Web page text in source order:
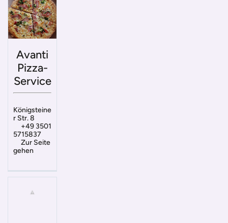
Avanti
Pizza-
Service
Königsteine
r Str. 8
+49 3501
5715837
Zur Seite
gehen